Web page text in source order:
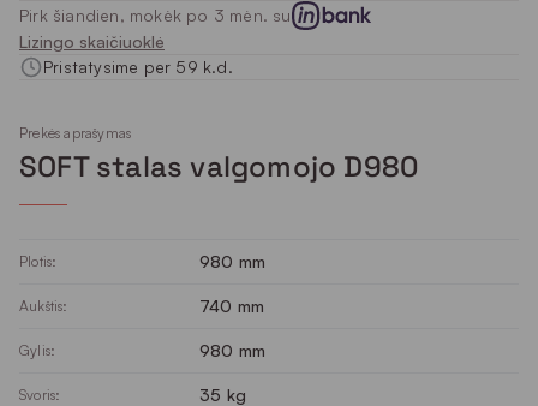
Pirk šiandien, mokėk po 3 mėn. su
Lizingo skaičiuoklė
Pristatysime per 59 k.d.
Prekės aprašymas
SOFT stalas valgomojo D980
Plotis: 980 mm
Aukštis: 740 mm
Gylis: 980 mm
Svoris: 35 kg